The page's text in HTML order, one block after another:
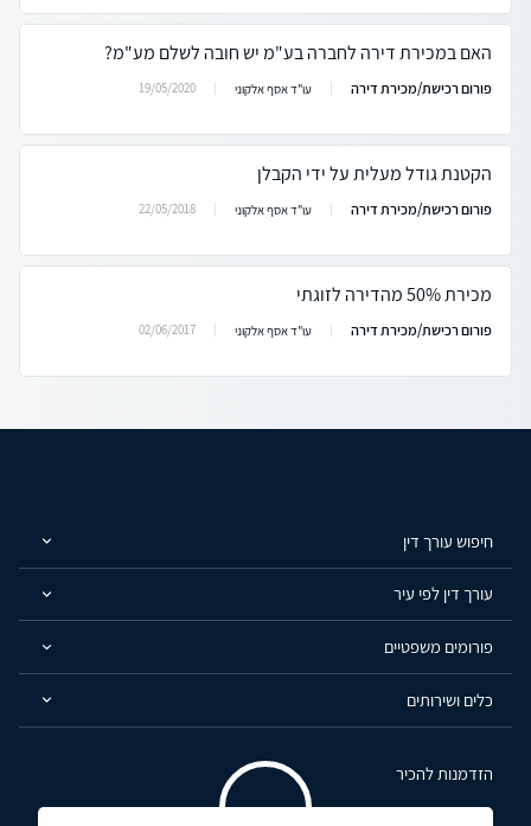
האם במכירת דירה לחברה בע"מ יש חובה לשלם מע"מ?
פורום רכישת/מכירת דירה עו"ד אסף אלקוני 19/05/2020
הקטנת גודל מעלית על ידי הקבלן
פורום רכישת/מכירת דירה עו"ד אסף אלקוני 22/05/2018
מכירת 50% מהדירה לזוגתי
פורום רכישת/מכירת דירה עו"ד אסף אלקוני 02/06/2017
חיפוש עורך דין
עורך דין לפי עיר
פורומים משפטיים
כלים ושירותים
הזדמנות להכיר